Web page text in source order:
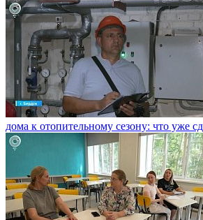
дома к отопительному сезону: что уже